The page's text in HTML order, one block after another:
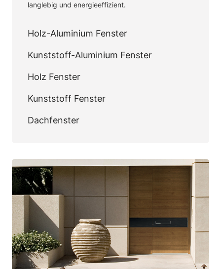
langlebig und energieeffizient.
Holz-Aluminium Fenster
Kunststoff-Aluminium Fenster
Holz Fenster
Kunststoff Fenster
Dachfenster